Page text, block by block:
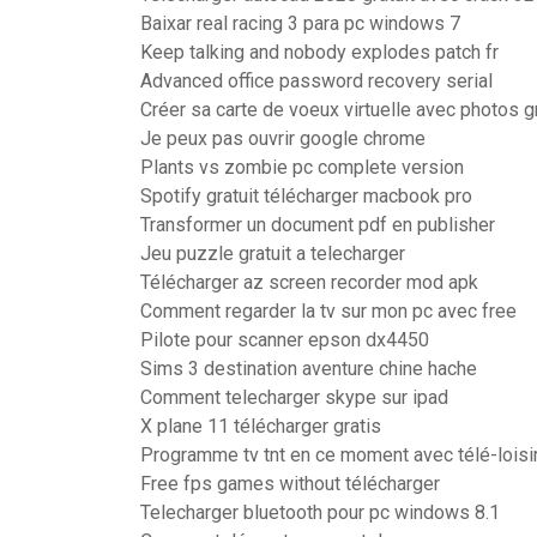
Baixar real racing 3 para pc windows 7
Keep talking and nobody explodes patch fr
Advanced office password recovery serial
Créer sa carte de voeux virtuelle avec photos
Je peux pas ouvrir google chrome
Plants vs zombie pc complete version
Spotify gratuit télécharger macbook pro
Transformer un document pdf en publisher
Jeu puzzle gratuit a telecharger
Télécharger az screen recorder mod apk
Comment regarder la tv sur mon pc avec free
Pilote pour scanner epson dx4450
Sims 3 destination aventure chine hache
Comment telecharger skype sur ipad
X plane 11 télécharger gratis
Programme tv tnt en ce moment avec télé-
Free fps games without télécharger
Telecharger bluetooth pour pc windows 8.1